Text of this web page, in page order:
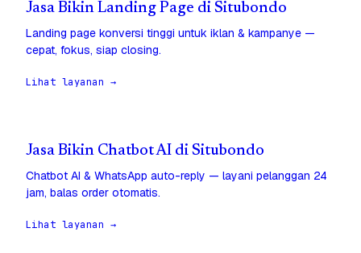
Jasa Bikin Landing Page di Situbondo
Landing page konversi tinggi untuk iklan & kampanye —
cepat, fokus, siap closing.
Lihat layanan →
Jasa Bikin Chatbot AI di Situbondo
Chatbot AI & WhatsApp auto-reply — layani pelanggan 24
jam, balas order otomatis.
Lihat layanan →